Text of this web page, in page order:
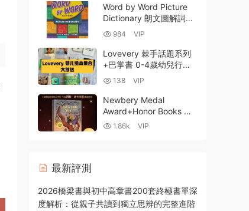
Word by Word Picture
Dictionary 朗文圖解詞典
全解析+PDF網盤資源下
載+全球經典情景式詞彙
學習工具對比評測
984 VIP
Lovevery 棘手話題系列
+巴掌書 0-4歲幼兒行爲
引導與情緒認知繪本PDF
電子版 蒙氏早教資源合集
資源網盤下載
138 VIP
Newbery Medal
Award+Honor Books 紐
伯瑞兒童文學獎金獎銀獎
1.86k VIP
最新評測
2026橋梁書與初中高章書200套終極書單深
度解析：從親子共讀到獨立思辨的完整進階